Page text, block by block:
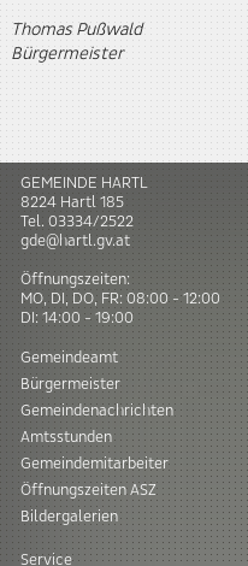
Thomas Pußwald
Bürgermeister
GEMEINDE HARTL
8224 Hartl185
Tel. 03334/2522
gde@hartl.gv.at
Öffnungszeiten:
MO, DI, DO, FR: 08:00 - 12:00
DI: 14:00 - 19:00
Gemeindeamt
Bürgermeister
Gemeindenachrichten
Amtsstunden
Gemeindemitarbeiter
Öffnungszeiten ASZ
Bildergalerien
Service